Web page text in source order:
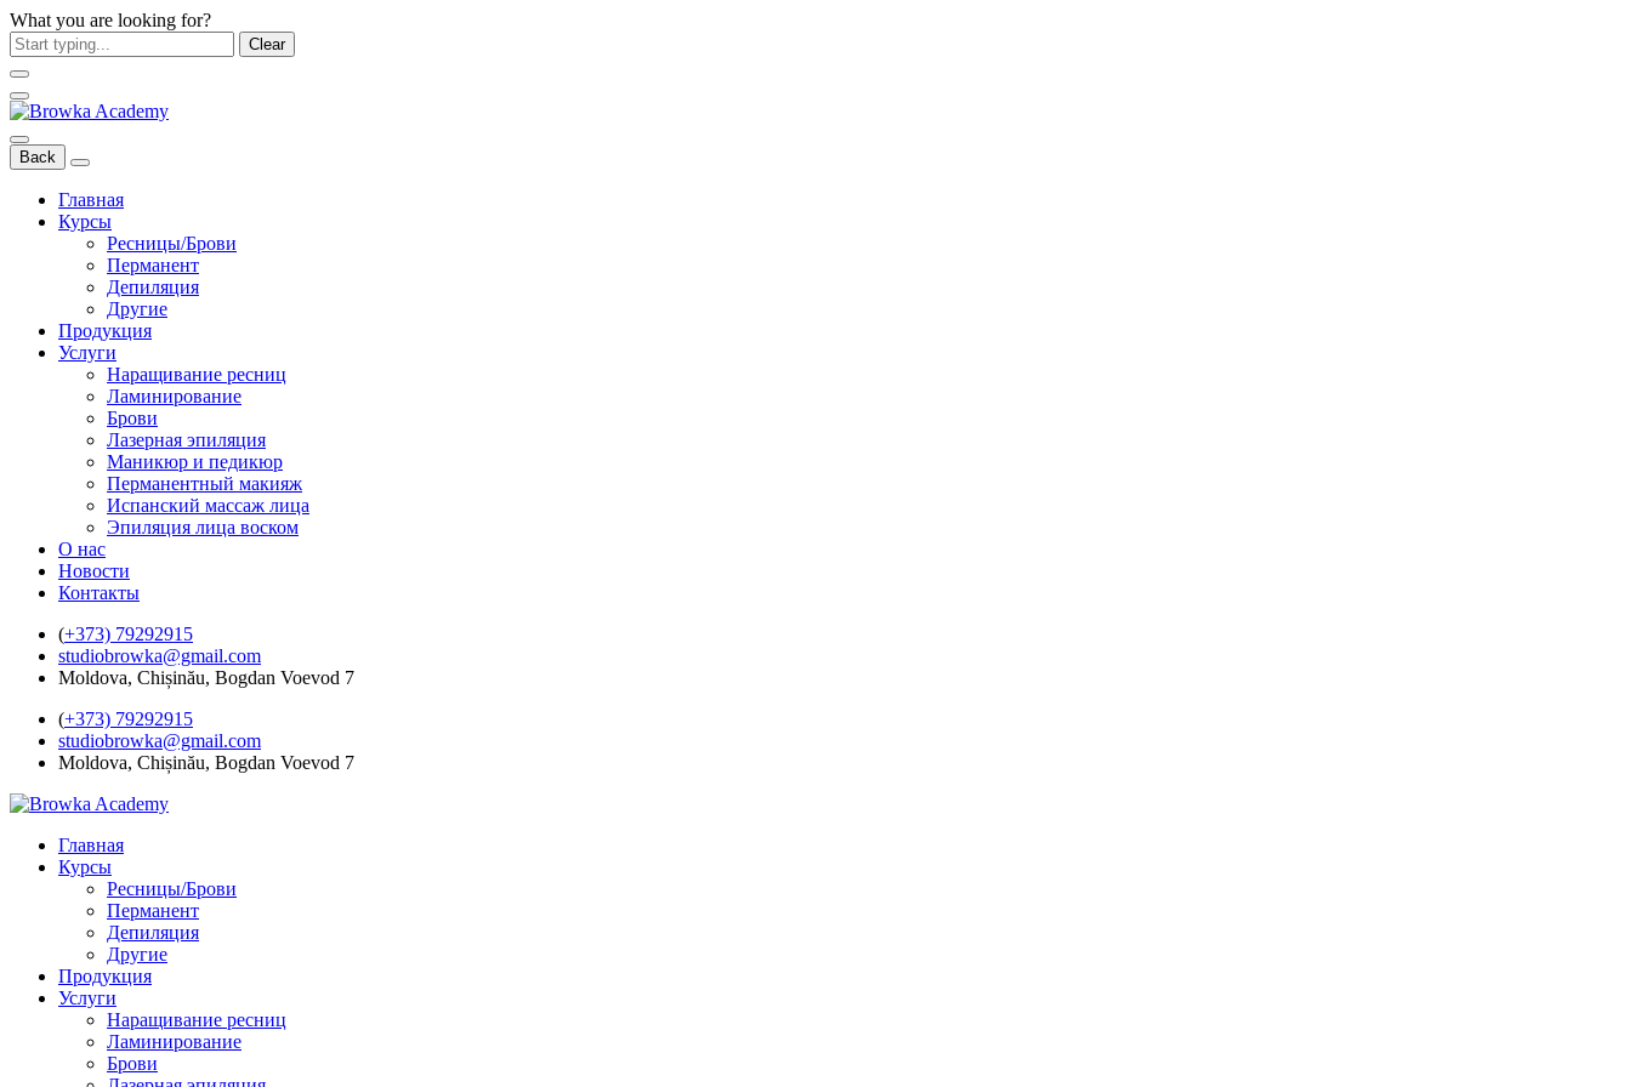
What you are looking for?
Clear
Back
Главная
Курсы
Ресницы/Брови
Перманент
Депиляция
Другие
Продукция
Услуги
Наращивание ресниц
Ламинирование
Брови
Лазерная эпиляция
Маникюр и педикюр
Перманентный макияж
Испанский массаж лица
Эпиляция лица воском
О нас
Новости
Контакты
(+373) 79292915
studiobrowka@gmail.com
Moldova, Chișinău, Bogdan Voevod 7
(+373) 79292915
studiobrowka@gmail.com
Moldova, Chișinău, Bogdan Voevod 7
Главная
Курсы
Ресницы/Брови
Перманент
Депиляция
Другие
Продукция
Услуги
Наращивание ресниц
Ламинирование
Брови